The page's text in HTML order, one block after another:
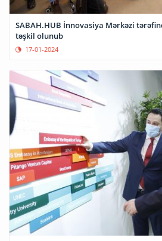
SABAH.HUB İnnovasiya Mərkəzi
təşkil olunub
17-01-2024